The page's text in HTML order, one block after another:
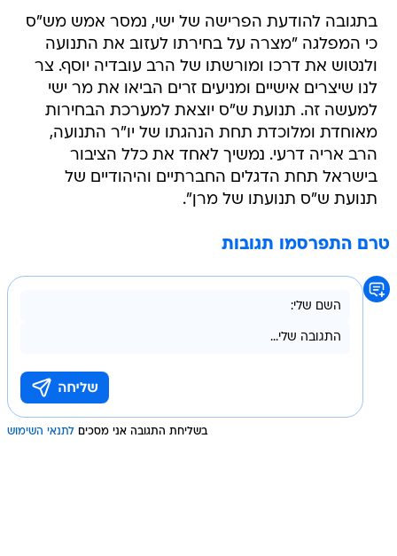
בתגובה להודעת הפרישה של ישי, נמסר אמש מש"ס
כי המפלגה "מצרה על בחירתו לעזוב את התנועה
ולנטוש את דרכו ומורשתו של הרב עובדיה יוסף. צר
לנו שיצרים אישיים ומניעים זרים הביאו את מר ישי
למעשה זה. תנועת ש"ס יוצאת למערכת הבחירות
מאוחדת ומלוכדת תחת הנהגתו של יו"ר התנועה,
הרב אריה דרעי. נמשיך לאחד את כלל הציבור
בישראל תחת הדגלים החברתיים והיהודיים של
תנועת ש"ס תנועתו של מרן".
טרם התפרסמו תגובות
בשליחת התגובה אני מסכים לתנאי השימוש